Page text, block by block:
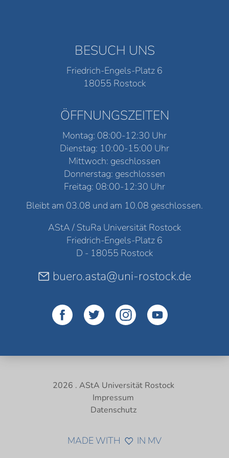
BESUCH UNS
Friedrich-Engels-Platz 6
18055 Rostock
ÖFFNUNGSZEITEN
Montag: 08:00-12:30 Uhr
Dienstag: 10:00-15:00 Uhr
Mittwoch: geschlossen
Donnerstag: geschlossen
Freitag: 08:00-12:30 Uhr
Bleibt am 03.08 und am 10.08 geschlossen.
AStA / StuRa Universität Rostock
Friedrich-Engels-Platz 6
D - 18055 Rostock
buero.asta@uni-rostock.de
2026 . AStA Universität Rostock
Impressum
Datenschutz
MADE WITH IN MV